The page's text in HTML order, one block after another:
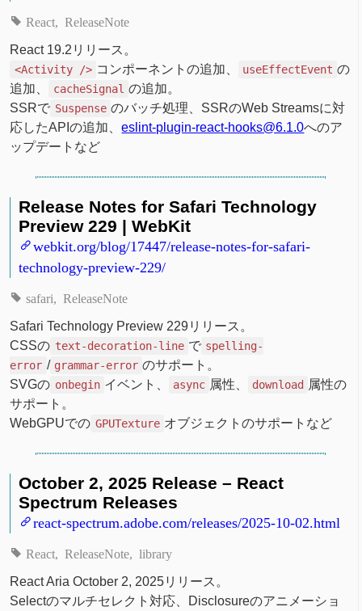
React ReleaseNote
React 19.2リリース。
<Activity /> コンポーネントの追加、 useEffectEvent の
追加、
cacheSignal の追加。
SSRで Suspense のバッチ処理、SSRのWeb Streamsに対
応したAPIの追加、eslint-plugin-react-hooks@6.1.0へのア
ップデートなど
Release Notes for Safari Technology
Preview 229 | WebKit
webkit.org/blog/17447/release-notes-for-safari-
technology-preview-229/
safari ReleaseNote
Safari Technology Preview 229リリース。
CSSの text-decoration-line で spelling-
error / grammar-error のサポート。
SVGの onbegin イベント、 async 属性、 download 属性の
サポート。
WebGPUでの GPUTexture オブジェクトのサポートなど
October 2, 2025 Release – React
Spectrum Releases
react-spectrum.adobe.com/releases/2025-10-02.html
React ReleaseNote library
React Aria October 2, 2025リリース。
Selectのマルチセレクト対応、Disclosureのアニメーショ